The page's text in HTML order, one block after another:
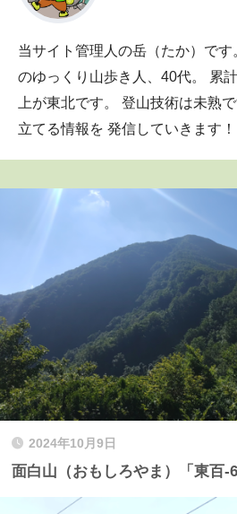
当サイト管理人の岳（たか）で
のゆっくり山歩き人、40代。 累
上が東北です。 登山技術は未熟
立てる情報を 発信していきます！
2024年10月9日
面白山（おもしろやま）「東百-